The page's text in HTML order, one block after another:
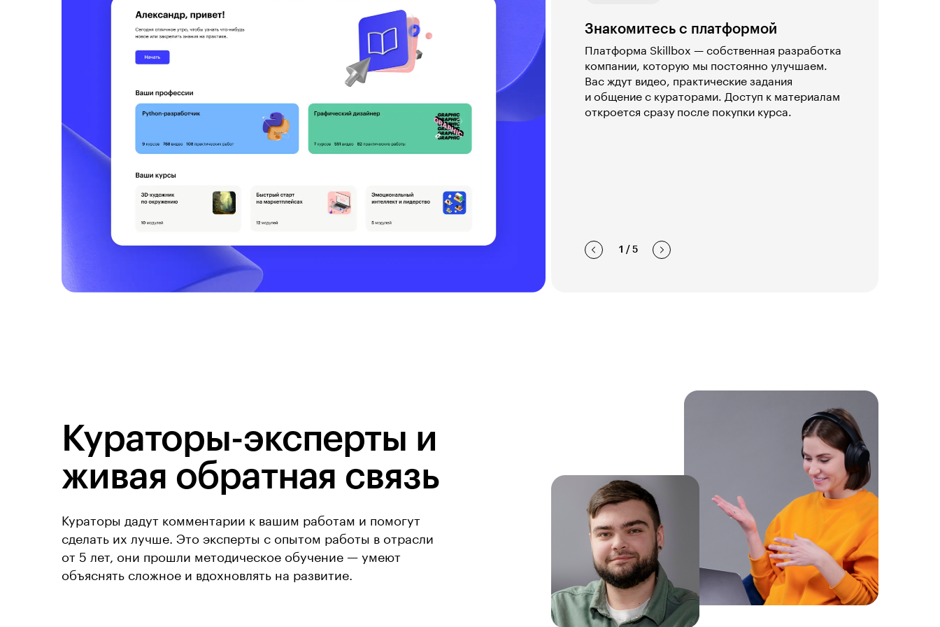
1 / 5
Знакомитесь с платформой
Платформа Skillbox — собственная разработка
компании, которую мы постоянно улучшаем.
Вас ждут видео, практические задания
и общение с кураторами. Доступ к материалам
откроется сразу после покупки курса.
Кураторы-эксперты и
живая обратная связь
Кураторы дадут комментарии к вашим работам и помогут
сделать их лучше. Это эксперты с опытом работы в отрасли
от 5 лет, они прошли методическое обучение — умеют
объяснять сложное и вдохновлять на развитие.